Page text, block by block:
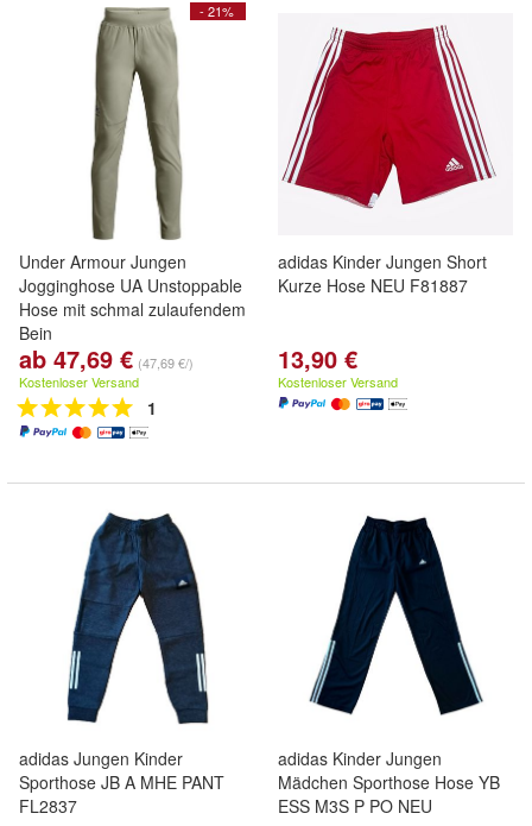
- 21%
Under Armour Jungen
Jogginghose UA Unstoppable
Hose mit schmal zulaufendem
Bein
ab 47,69 € (47,69 €/)
Kostenloser Versand
1
adidas Kinder Jungen Short
Kurze Hose NEU F81887
13,90 €
Kostenloser Versand
adidas Jungen Kinder
Sporthose JB A MHE PANT
FL2837
adidas Kinder Jungen
Mädchen Sporthose Hose YB
ESS M3S P PO NEU